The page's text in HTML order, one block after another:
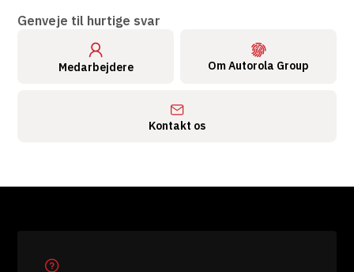
Genveje til hurtige svar
Medarbejdere Om Autorola Group
Kontakt os